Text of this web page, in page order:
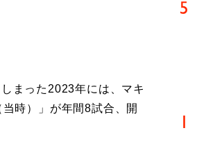
まった2023年には、マキ
時）」が年間8試合、開